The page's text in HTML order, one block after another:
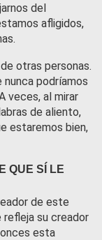
del
afligidos,
otras personas.
nunca podríamos
veces, al mirar
de aliento,
estaremos bien,
QUE SÍ LE
de este
refleja su creador
esta